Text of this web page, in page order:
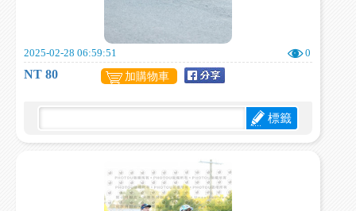
2025-02-28 06:59:51 0
NT 80 加購物車
標籤